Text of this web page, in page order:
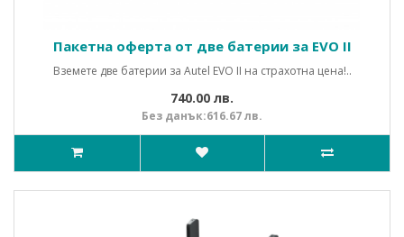
Пакетна оферта от две батерии за EVO II
Вземете две батерии за Autel EVO II на страхотна цена!..
740.00 лв.
Без данък:616.67 лв.